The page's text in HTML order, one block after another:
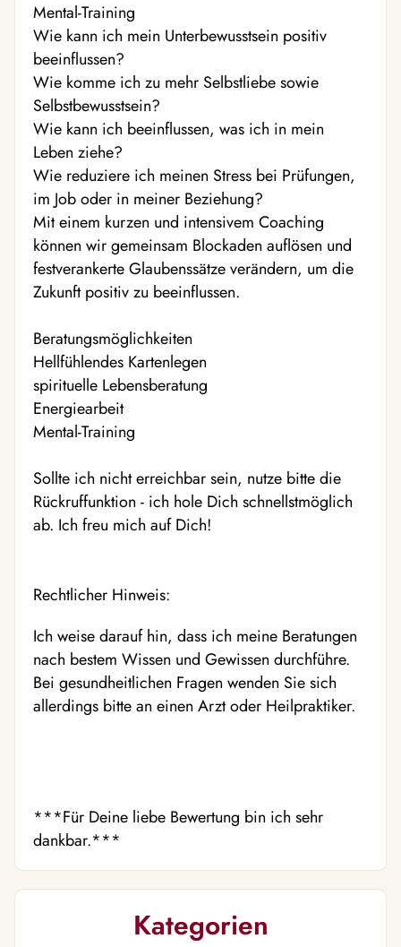
Mental-Training
Wie kann ich mein Unterbewusstsein positiv
beeinflussen?
Wie komme ich zu mehr Selbstliebe sowie
Selbstbewusstsein?
Wie kann ich beeinflussen, was ich in mein
Leben ziehe?
Wie reduziere ich meinen Stress bei Prüfungen,
im Job oder in meiner Beziehung?
Mit einem kurzen und intensivem Coaching
können wir gemeinsam Blockaden auflösen und
festverankerte Glaubenssätze verändern, um die
Zukunft positiv zu beeinflussen.
Beratungsmöglichkeiten
Hellfühlendes Kartenlegen
spirituelle Lebensberatung
Energiearbeit
Mental-Training
Sollte ich nicht erreichbar sein, nutze bitte die
Rückruffunktion - ich hole Dich schnellstmöglich
ab. Ich freu mich auf Dich!
Rechtlicher Hinweis:
Ich weise darauf hin, dass ich meine Beratungen
nach bestem Wissen und Gewissen durchführe.
Bei gesundheitlichen Fragen wenden Sie sich
allerdings bitte an einen Arzt oder Heilpraktiker.
***Für Deine liebe Bewertung bin ich sehr
dankbar.***
Kategorien